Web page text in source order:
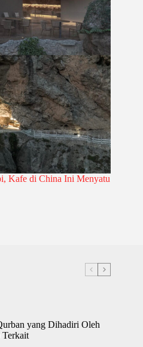
Kafe di China Ini Menyatu
yang Dihadiri Oleh
Terkait